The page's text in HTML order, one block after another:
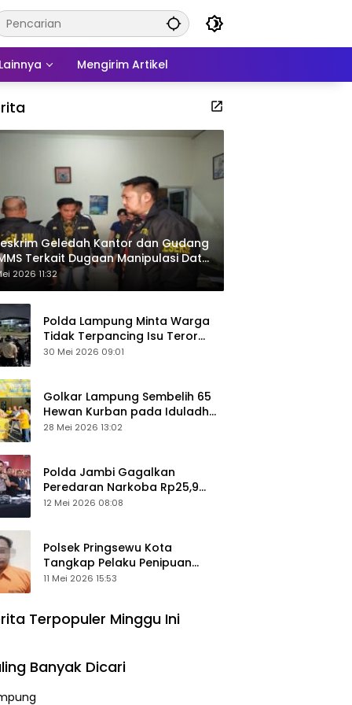
Lainnya Mengirim Artikel
Geledah Kantor dan Gudang
Terkait Dugaan Manipulasi Data
Sawit
2026 11:32
Polda Lampung Minta Warga
Tidak Terpancing Isu Teror
Pocong Palsu, Patroli
30 Mei 2026 09:01
Golkar Lampung Sembelih 65
Hewan Kurban pada Iduladha
1447 Hijriah
28 Mei 2026 13:02
Polda Jambi Gagalkan
Peredaran Narkoba Rp25,9
Miliar, Empat Tersangka
12 Mei 2026 08:08
Polsek Pringsewu Kota
Tangkap Pelaku Penipuan
Mobil, Sempat Kabur ke Jambi
11 Mei 2026 15:53
Terpopuler Minggu Ini
Banyak Dicari